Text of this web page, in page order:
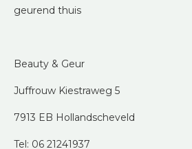
geurend thuis
Beauty & Geur
Juffrouw Kiestraweg 5
7913 EB Hollandscheveld
Tel: 06 21241937